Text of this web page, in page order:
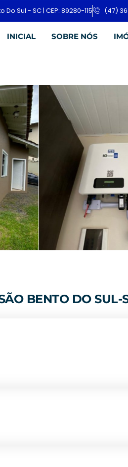
Sul - SC | CEP: 89280-115 (47)
INICIAL SOBRE NÓS
BENTO DO SUL-